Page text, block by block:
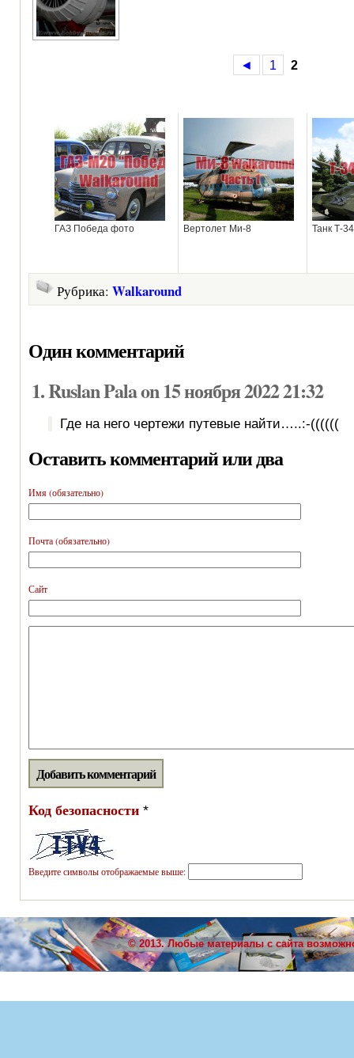
◄ 1 2
ГАЗ Победа фото Вертолет Ми-8 Танк Т-
Рубрика: Walkaround
Один комментарий
Ruslan Pala on 15 ноября 2022 21:32
Где на него чертежи путевые найти…..:-((((((
Оставить комментарий или два
Имя (обязательно)
Почта (обязательно)
Сайт
Код безопасности *
Введите символы отображаемые выше:
© 2013. Любые материалы с сайта